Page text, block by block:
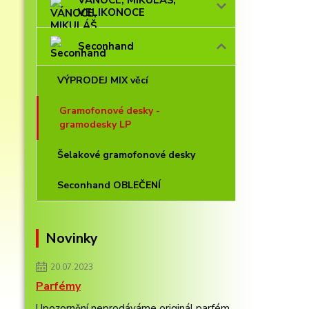
VELIKONOCE
Seconhand
VÝPRODEJ MIX věcí
Gramofonové desky -
gramodesky LP
Šelakové gramofonové desky
Seconhand OBLEČENÍ
Novinky
20.07.2023
Parfémy